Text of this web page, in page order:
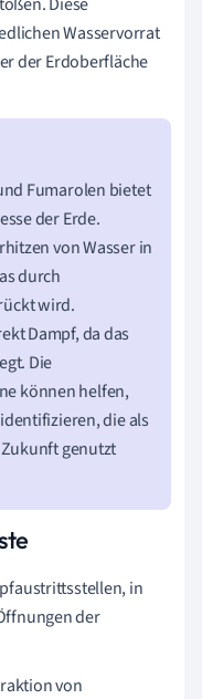
Wasservorrat
der Erdoberfläche
Fumarolen bietet
der Erde.
von Wasser in
durch
wird.
Dampf, da das
Die
können helfen,
die als
genutzt
in
der
von